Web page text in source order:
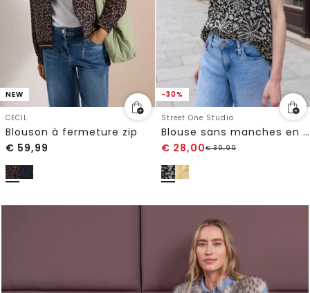
NEW
CECIL
Blouson à fermeture zip
€ 59,99
-30%
Street One Studio
Blouse sans manches en mousseline de soie à col fendu
€ 28,00€39,99